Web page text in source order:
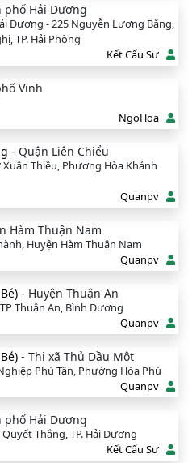
phố Hải Dương
Dương - 225 Nguyễn Lương Bằng,
TP. Hải Phòng
Kết Cấu Sư
Vinh
NgoHoa
- Quận Liên Chiểu
Xuân Thiều, Phương Hòa Khánh
Quanpv
Hàm Thuận Nam
Huyện Hàm Thuận Nam
Quanpv
- Huyện Thuận An
Thuận An, Bình Dương
Quanpv
- Thị xã Thủ Dầu Một
Phú Tân, Phường Hòa Phú
Quanpv
phố Hải Dương
Thắng, TP. Hải Dương
Kết Cấu Sư